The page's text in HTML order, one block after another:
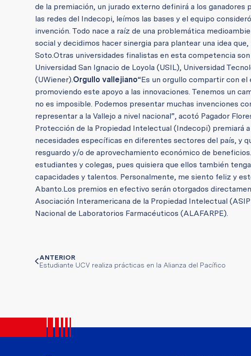
de la premiación, un jurado externo definirá a los ganadores
las redes del Indecopi, leímos las bases y el equipo
invención. Todo nace a raíz de una problemática
social y decidimos hacer sinergia para plantear una idea
Soto.Otras universidades finalistas en esta competencia
Universidad San Ignacio de Loyola (USIL), Universidad
(UWiener).Orgullo vallejiano“Es un orgullo compartir con
promoviendo este apoyo a las innovaciones. Tenemos un
no es imposible. Podemos presentar muchas invenciones
representar a la Vallejo a nivel nacional”, acotó Pagador
Protección de la Propiedad Intelectual (Indecopi) premiará
necesidades específicas en diferentes sectores del país, y
resguardo y/o de aprovechamiento económico de
estudiantes y colegas, pues quisiera que ellos también
capacidades y talentos. Personalmente, me siento feliz y
Abanto.Los premios en efectivo serán otorgados
Asociación Interamericana de la Propiedad Intelectual
Nacional de Laboratorios Farmacéuticos (ALAFARPE).
ANTERIOR
Estudiante UCV realiza prácticas en la Alianza del Pacífico